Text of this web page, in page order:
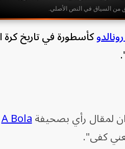
من السياق في النص الأصلي.
كأسطورة في تاريخ كرة
لمقال رأي بصحيفةA Bola
كفى".